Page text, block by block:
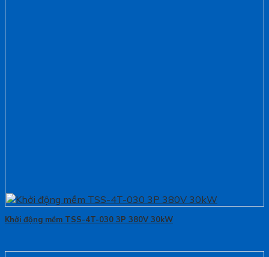
Khởi động mềm TSS-4T-030 3P 380V 30kW